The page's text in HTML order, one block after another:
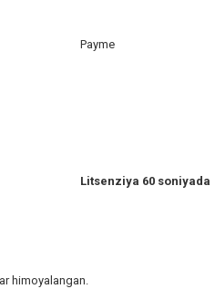
Payme
Litsenziya 60 soniyada
himoyalangan.